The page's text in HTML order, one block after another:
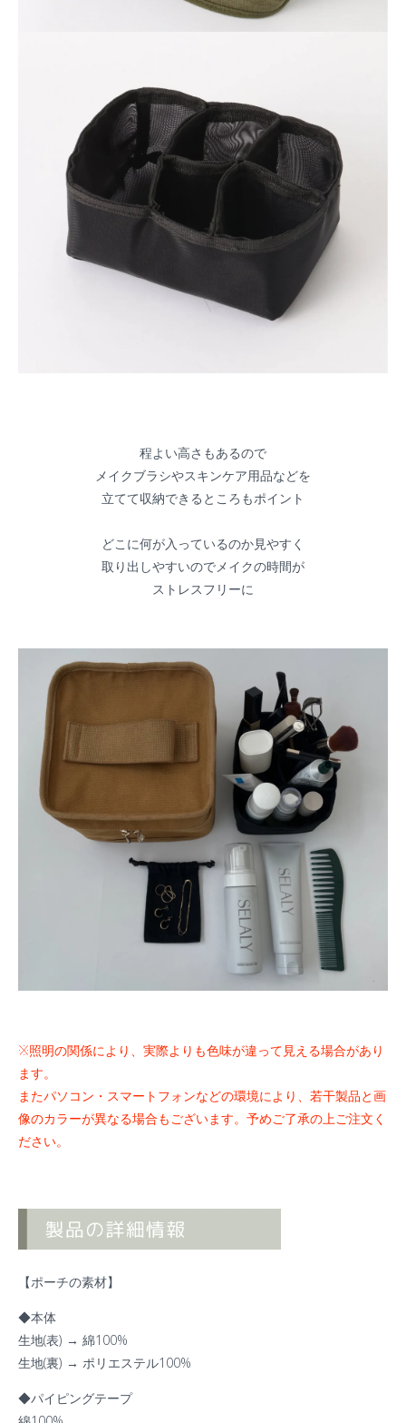
程よい高さもあるので
メイクブラシやスキンケア用品などを
立てて収納できるところもポイント
どこに何が入っているのか見やすく
取り出しやすいのでメイクの時間が
ストレスフリーに
※照明の関係により、実際よりも色味が違って見える場合があり
ます。
またパソコン・スマートフォンなどの環境により、 若干製品と画
像のカラーが異なる場合もございます。予めご了承の上ご注文く
ださい。
【ポーチの素材】
◆本体
生地(表) → 綿100%
生地(裏) → ポリエステル100%
◆パイピングテープ